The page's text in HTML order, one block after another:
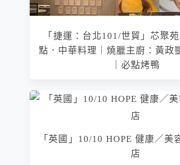
「捷運：台北101/世貿」芯聚
點．中華料理｜燒臘主廚：黃政
｜必點烤鴨
「英國」10/10 HOPE 健康／美
店